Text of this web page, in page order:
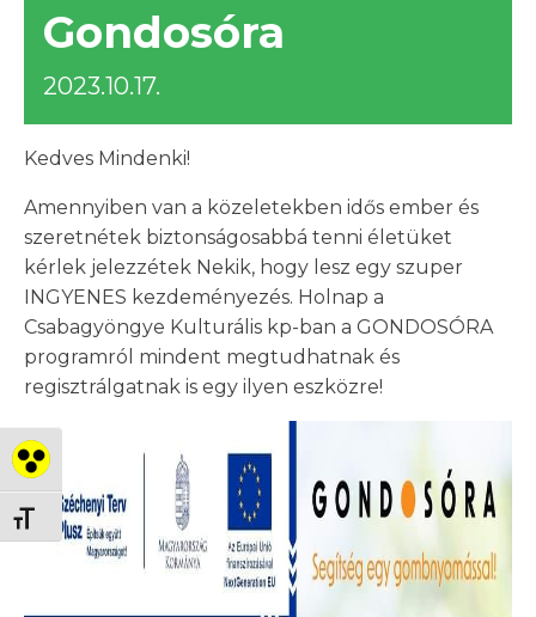
Nagy kontraszt váltása
Betűméret váltása
Gondosóra
2023.10.17.
Kedves Mindenki!
Amennyiben van a közeletekben idős ember és
szeretnétek biztonságosabbá tenni életüket
kérlek jelezzétek Nekik, hogy lesz egy szuper
INGYENES kezdeményezés. Holnap a
Csabagyöngye Kulturális kp-ban a GONDOSÓRA
programról mindent megtudhatnak és
regisztrálgatnak is egy ilyen eszközre!